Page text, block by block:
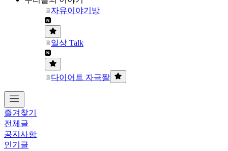
자유이야기방
일상 Talk
다이어트 자극짤
즐겨찾기
전체글
공지사항
인기글